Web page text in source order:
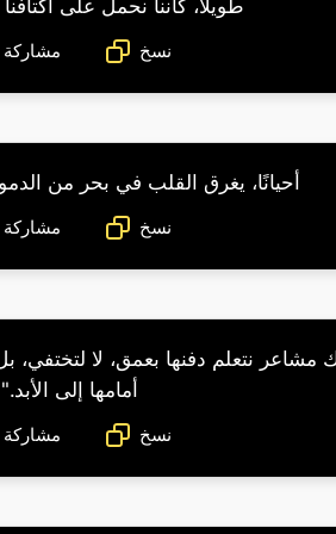
طويلًا، كأننا نحمل على
نسخ مشاركة
أحيانًا، يغرق القلب في بحر من
نسخ مشاركة
مشاعر نتعلم دفنها بعمق، لا لتختفي،
أمامها إلى الأبد."
نسخ مشاركة